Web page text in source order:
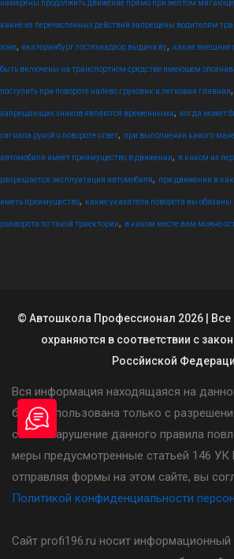
намерены продолжить движение прямо при желтом
какие из перечисленных действий запрещены водителям
зоне, екатеринбург гостехнадзор выдача ву, какие внешние
быть включены на транспортном средстве имеющем
поступить при повороте налево грузовик и легковая главная,
запрещающих знаков являются временными, когда может
сигнала рукой о повороте ответ, при выполнении какого
автомобиля имеет преимущество в движении, в каком из
разрешается эксплуатация автомобиля, при движении в
иметь преимущество, какие указатели поворота вы
разворота по такой траектории, в каком месте вам можно
© Автошкола Профессионал 2026 |
охраняются в соответствии с
Россйиской
Вся информация находящаяся на
быть использована только с
сайта. Нарушение данного правила
меры предусмотренные статьей 146
отправляя формы на этом сайте, вы
Политикой конфиденциальности
Сайт profi196.ru носит информационный